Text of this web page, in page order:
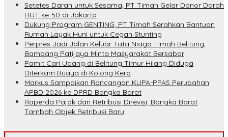
Setetes Darah untuk Sesama, PT Timah Gelar Donor Darah
HUT ke-50 di Jakarta
Dukung Program GENTING, PT Timah Serahkan Bantuan
Rumah Layak Huni untuk Cegah Stunting
Perpres Jadi Jalan Keluar Tata Niaga Timah Belitung,
Bambang Patijaya Minta Masyarakat Bersabar
Pamit Cari Udang di Belitung Timur Hilang Diduga
Diterkam Buaya di Kolong Kero
Markus Sampaikan Rancangan KUPA-PPAS Perubahan
APBD 2026 ke DPRD Bangka Barat
Raperda Pajak dan Retribusi Direvisi, Bangka Barat
Tambah Objek Retribusi Baru